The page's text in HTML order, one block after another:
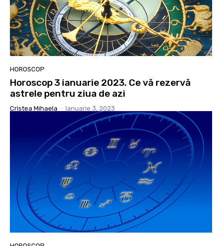
HOROSCOP
Horoscop 3 ianuarie 2023. Ce vă rezervă
astrele pentru ziua de azi
Cristea Mihaela - Ianuarie 3, 2023